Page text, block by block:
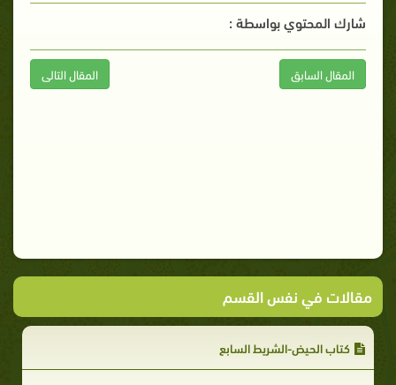
شارك المحتوي بواسطة :
المقال السابق المقال التالى
مقالات في نفس القسم
كتاب الحيض-الشريط السابع